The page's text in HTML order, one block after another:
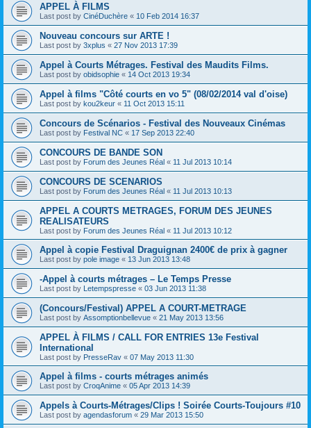
APPEL À FILMS
Last post by CinéDuchère « 10 Feb 2014 16:37
Nouveau concours sur ARTE !
Last post by 3xplus « 27 Nov 2013 17:39
Appel à Courts Métrages. Festival des Maudits Films.
Last post by obidsophie « 14 Oct 2013 19:34
Appel à films "Côté courts en vo 5" (08/02/2014 val d'oise)
Last post by kou2keur « 11 Oct 2013 15:11
Concours de Scénarios - Festival des Nouveaux Cinémas
Last post by Festival NC « 17 Sep 2013 22:40
CONCOURS DE BANDE SON
Last post by Forum des Jeunes Réal « 11 Jul 2013 10:14
CONCOURS DE SCENARIOS
Last post by Forum des Jeunes Réal « 11 Jul 2013 10:13
APPEL A COURTS METRAGES, FORUM DES JEUNES
REALISATEURS
Last post by Forum des Jeunes Réal « 11 Jul 2013 10:12
Appel à copie Festival Draguignan 2400€ de prix à gagner
Last post by pole image « 13 Jun 2013 13:48
-Appel à courts métrages – Le Temps Presse
Last post by Letempspresse « 03 Jun 2013 11:38
(Concours/Festival) APPEL A COURT-METRAGE
Last post by Assomptionbellevue « 21 May 2013 13:56
APPEL À FILMS / CALL FOR ENTRIES 13e Festival
International
Last post by PresseRav « 07 May 2013 11:30
Appel à films - courts métrages animés
Last post by CroqAnime « 05 Apr 2013 14:39
Appels à Courts-Métrages/Clips ! Soirée Courts-Toujours #10
Last post by agendasforum « 29 Mar 2013 15:50